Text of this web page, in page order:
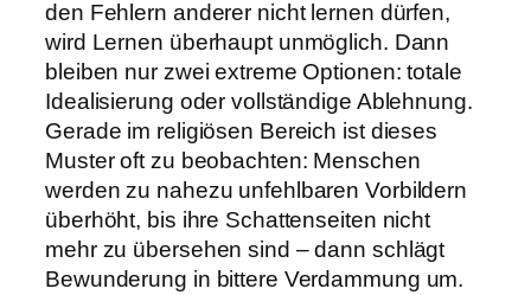
den Fehlern anderer nicht lernen dürfen,
wird Lernen überhaupt unmöglich. Dann
bleiben nur zwei extreme Optionen: totale
Idealisierung oder vollständige Ablehnung.
Gerade im religiösen Bereich ist dieses
Muster oft zu beobachten: Menschen
werden zu nahezu unfehlbaren Vorbildern
überhöht, bis ihre Schattenseiten nicht
mehr zu übersehen sind – dann schlägt
Bewunderung in bittere Verdammung um.